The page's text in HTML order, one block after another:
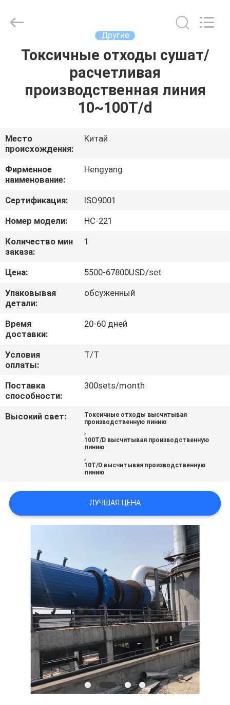
ДОМ
ПРОДУКТЫ
НАС
ПУТЕШЕСТВИЕ
ФАБРИКИ
ПРОВЕРКА
КАЧЕСТВА
СВЯЖИТЕСЬ
МЫ
НОВОСТИ
СЛУЧАИ
КАРТА
КОНФИДЕНЦИАЛЬНОСТИ
Industrial
Другие
Токсичные отходы сушат/
расчетливая
производственная линия
10~100T/d
Место
происхождения:
Китай
Фирменное
наименование:
Hengyang
Сертификация:
ISO9001
Номер модели:
HC-221
Количество мин
заказа:
1
Цена:
5500-67800USD/set
Упаковывая
детали:
обсуженный
Время
доставки:
20-60 дней
Условия
оплаты:
T/T
Поставка
способности:
300sets/month
Высокий свет:
Токсичные отходы высчитывая
производственную линию
,
100T/D высчитывая производственную
линию
,
10T/D высчитывая производственную
линию
ЛУЧШАЯ ЦЕНА